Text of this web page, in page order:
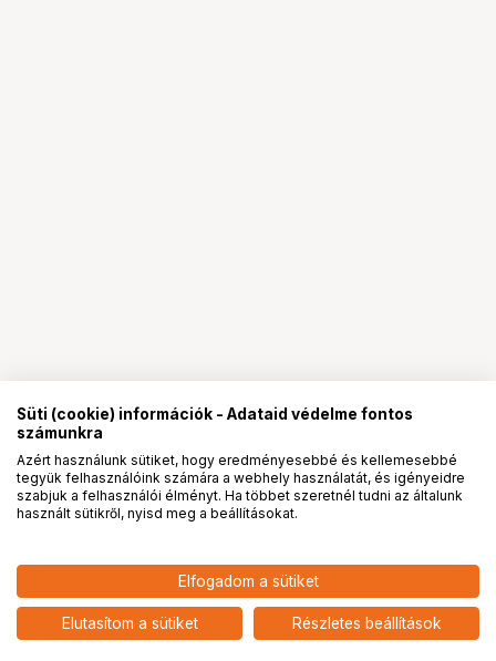
Insta360 Ace Pro 2 szélvédő
(arktikus fehér)
add
PROpartnerségek
Süti (cookie) információk - Adataid védelme fontos
számunkra
Azért használunk sütiket, hogy eredményesebbé és kellemesebbé
tegyük felhasználóink számára a webhely használatát, és igényeidre
szabjuk a felhasználói élményt. Ha többet szeretnél tudni az általunk
használt sütikről, nyisd meg a beállításokat.
Elfogadom a sütiket
Elutasítom a sütiket Részletes beállítások